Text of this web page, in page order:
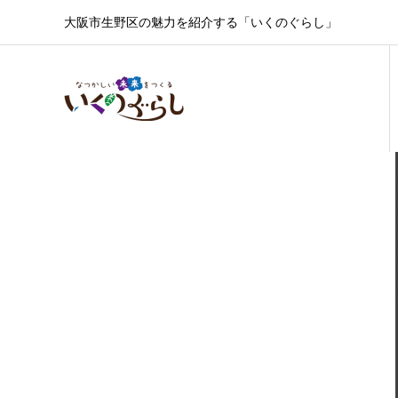
大阪市生野区の魅力を紹介する「いくのぐらし」